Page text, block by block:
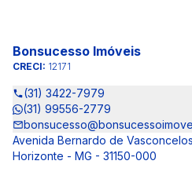
Bonsucesso Imóveis
CRECI: 12171
(31) 3422-7979
(31) 99556-2779
Avenida Bernardo de
Horizonte - MG - 31150-000